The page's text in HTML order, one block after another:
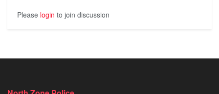
Please login to join discussion